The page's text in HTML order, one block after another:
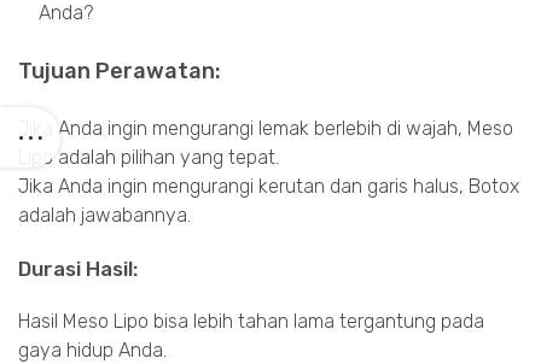
Anda?
Tujuan Perawatan:
Jika Anda ingin mengurangi lemak berlebih di wajah, Meso
Lipo adalah pilihan yang tepat.
Jika Anda ingin mengurangi kerutan dan garis halus, Botox
adalah jawabannya.
Durasi Hasil:
Hasil Meso Lipo bisa lebih tahan lama tergantung pada
gaya hidup Anda.